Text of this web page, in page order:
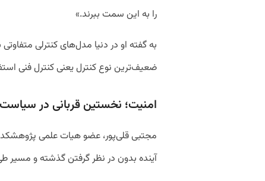
را به این سمت ببرند.»
به گفته او در دنیا مدل‌های کنترلی
ضعیف‌ترین نوع کنترل یعنی کنترل فنی
امنیت؛ نخستین قربانی در
مجتبی قلی‌پور، عضو هیات علمی
آینده بدون در نظر گرفتن گذشته و